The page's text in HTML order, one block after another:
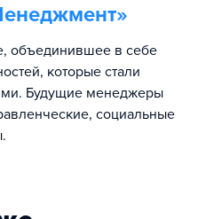
»
объединившее в себе
которые стали
Будущие менеджеры
социальные